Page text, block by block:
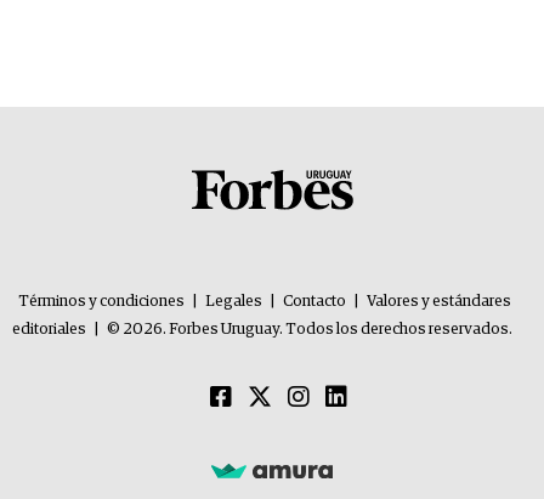
Términos y condiciones Legales Contacto
Valores y estándares
editoriales
© 2026. Forbes Uruguay. Todos los derechos reservados.